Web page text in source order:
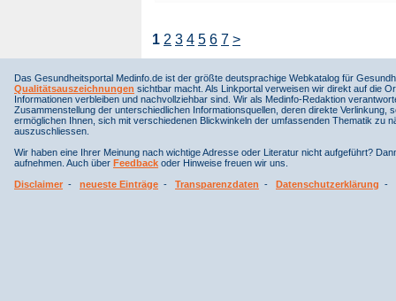
1 2 3 4 5 6 7 >
Das Gesundheitsportal Medinfo.de ist der größte deutsprachige Webkatalog für
Qualitätsauszeichnungen sichtbar macht. Als Linkportal verweisen wir direkt auf die
Informationen verbleiben und nachvollziehbar sind. Wir als Medinfo-Redaktion
Zusammenstellung der unterschiedlichen Informationsquellen, deren direkte
ermöglichen Ihnen, sich mit verschiedenen Blickwinkeln der umfassenden Thematik
auszuschliessen.
Wir haben eine Ihrer Meinung nach wichtige Adresse oder Literatur nicht aufgeführt?
aufnehmen. Auch über Feedback oder Hinweise freuen wir uns.
Disclaimer - neueste Einträge - Transparenzdaten - Datenschutzerklärung -